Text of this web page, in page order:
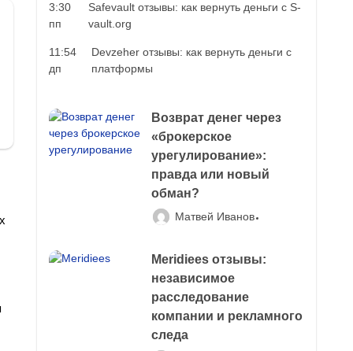
3:30
пп
Safevault отзывы: как вернуть деньги с S-
vault.org
11:54
дп
Devzeher отзывы: как вернуть деньги с
платформы
Возврат денег через
«брокерское
урегулирование»:
правда или новый
обман?
Матвей Иванов
Meridiees отзывы:
независимое
расследование
компании и рекламного
следа